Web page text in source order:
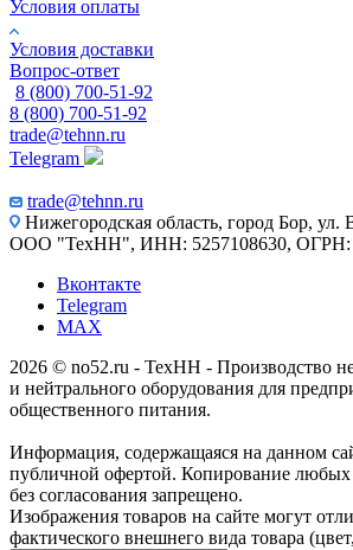
Условия оплаты
Условия доставки
Вопрос-ответ
8 (800) 700-51-92
8 (800) 700-51-92
trade@tehnn.ru
Telegram
trade@tehnn.ru
Нижегородская область, город Бор, ул.
ООО "ТехНН", ИНН: 5257108630, ОГРН:
Вконтакте
Telegram
MAX
2026 © no52.ru - ТехНН - Производство
и нейтрального оборудования для
общественного питания.
Информация, содержащаяся на данном
публичной офертой. Копирование любых
без согласования запрещено.
Изображения товаров на сайте могут
фактического внешнего вида товара